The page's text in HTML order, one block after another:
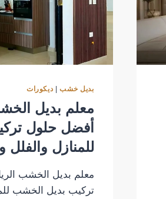
بديل خشب | ديكورات
معلم بديل
أفضل حلول
للمنازل والفلل
معلم بديل الخشب
تركيب بديل الخشب